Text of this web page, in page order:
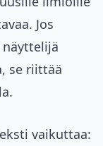
Jos
se riittää
vaikuttaa: